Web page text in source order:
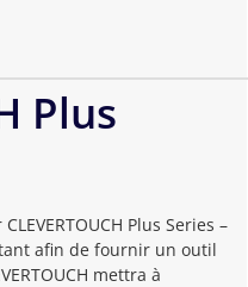
Plus
Plus Series –
afin de fournir un outil
mettra à